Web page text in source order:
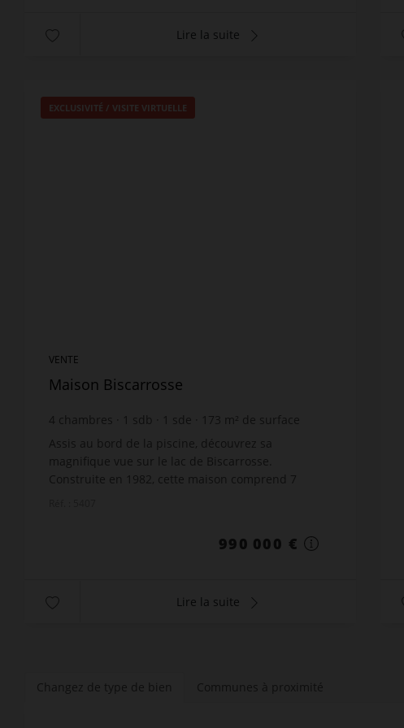
Lire la suite
EXCLUSIVITÉ / VISITE VIRTUELLE
VENTE
Maison Biscarrosse
4 chambres sdb sde 173 m² de surface
1 310
m² de terrain 5 722,54 € prix / m²
Assis au bord de la piscine, découvrez sa
magnifique vue sur le lac de Biscarrosse.
Construite en 1982, cette maison comprend 7
990 000 €
Lire la suite
Changez de type de bien Communes à proximité